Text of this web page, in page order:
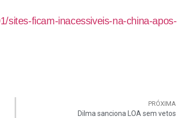
sites-ficam-inacessiveis-na-china-apos-
PRÓXIMA
Dilma sanciona LOA sem vetos